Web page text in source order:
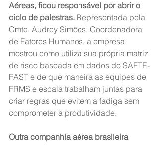
Aéreas, ficou responsável por abrir o
ciclo de palestras. Representada pela
Cmte. Audrey Simões, Coordenadora
de Fatores Humanos, a empresa
mostrou como utiliza sua própria matriz
de risco baseada em dados do SAFTE-
FAST e de que maneira as equipes de
FRMS e escala trabalham juntas para
criar regras que evitem a fadiga sem
comprometer a produtividade.
Outra companhia aérea brasileira